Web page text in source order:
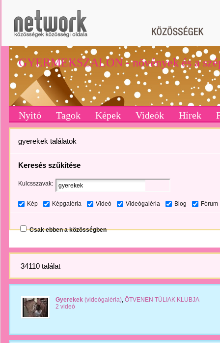
GYERMEKSZALON - növények és a
Nyitó Tagok Képek Videók Hírek
gyerekek találatok
Keresés szűkítése
Kulcsszavak:
Kép Képgaléria Videó Videógaléria Blog Fórum
Csak ebben a közösségben
34110 találat
Gyerekek (videógaléria), ÖTVENEN TÚLIAK KLUBJA
2 videó